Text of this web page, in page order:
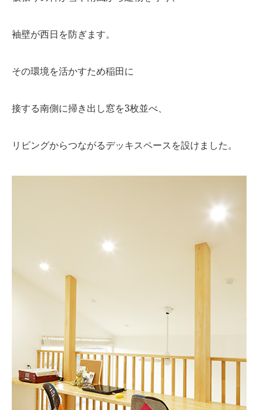
袖壁が西日を防ぎます。
その環境を活かすため稲田に
接する南側に掃き出し窓を3枚並べ、
リビングからつながるデッキスペースを設けました。